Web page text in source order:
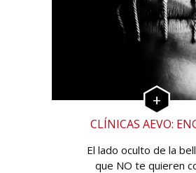
CLÍNICAS AEVO:
El lado oculto de la
que NO te quieren